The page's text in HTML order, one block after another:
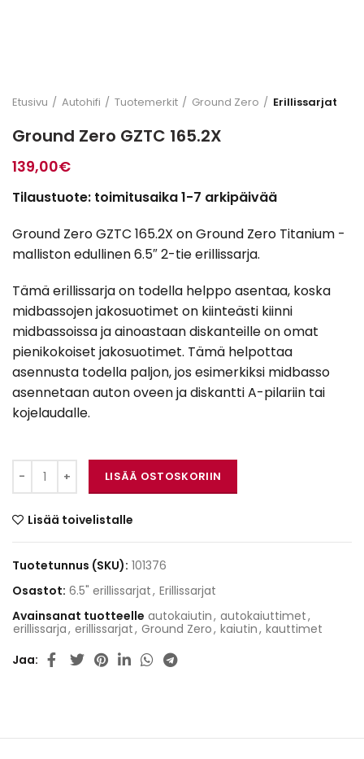
Etusivu Autohifi Tuotemerkit Ground Zero Erillissarjat
Ground Zero GZTC 165.2X
139,00€
Tilaustuote: toimitusaika 1-7 arkipäivää
Ground Zero GZTC 165.2X on Ground Zero Titanium -
malliston edullinen 6.5″ 2-tie erillissarja.
Tämä erillissarja on todella helppo asentaa, koska
midbassojen jakosuotimet on kiinteästi kiinni
midbassoissa ja ainoastaan diskanteille on omat
pienikokoiset jakosuotimet. Tämä helpottaa
asennusta todella paljon, jos esimerkiksi midbasso
asennetaan auton oveen ja diskantti A-pilariin tai
kojelaudalle.
Ground Zero GZTC 165.2X määrä
LISÄÄ OSTOSKORIIN
Lisää toivelistalle
Tuotetunnus (SKU): 101376
Osastot: 6.5" erillissarjat, Erillissarjat
Avainsanat tuotteelle autokaiutin, autokaiuttimet,
erillissarja, erillissarjat, Ground Zero, kaiutin, kauttimet
Jaa